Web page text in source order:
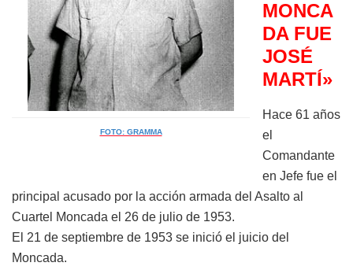
FOTO: GRAMMA
MONCA
DA FUE
JOSÉ
MARTÍ»
Hace 61 años
el
Comandante
en Jefe fue el
principal acusado por la acción armada del Asalto al
Cuartel Moncada el 26 de julio de 1953.
El 21 de septiembre de 1953 se inició el juicio del
Moncada.